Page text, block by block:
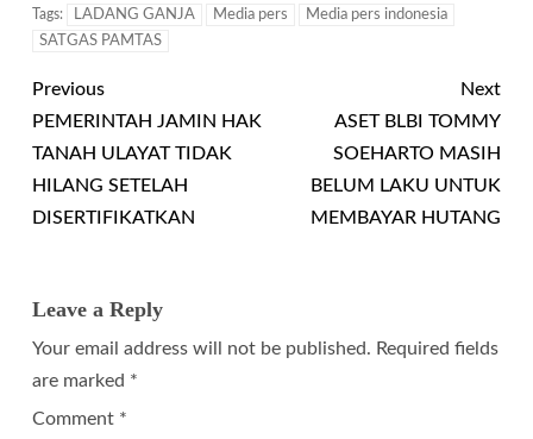
Tags: LADANG GANJA Media pers
Media pers indonesia
SATGAS PAMTAS
Previous
PEMERINTAH JAMIN HAK
TANAH ULAYAT TIDAK
HILANG SETELAH
DISERTIFIKATKAN
Next
ASET BLBI TOMMY
SOEHARTO MASIH
BELUM LAKU UNTUK
MEMBAYAR HUTANG
Leave a Reply
Your email address will not be published. Required fields
are marked *
Comment *